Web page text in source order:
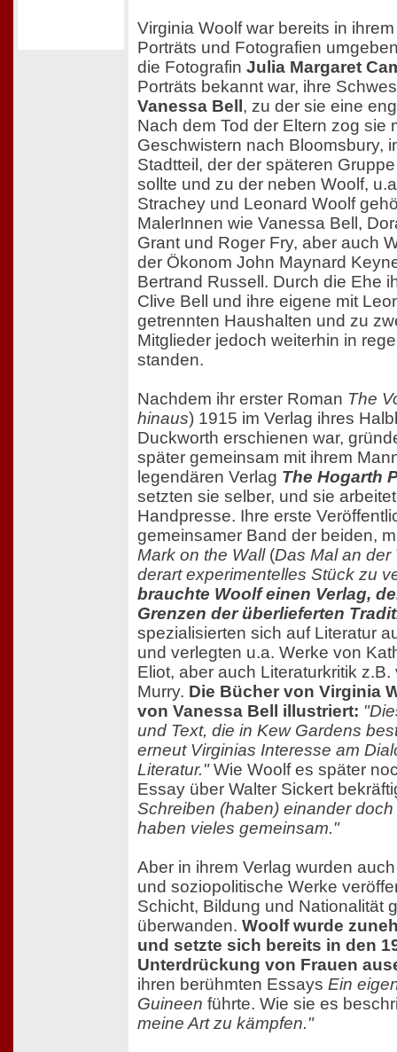
Virginia Woolf war bereits in
Porträts und Fotografien
die Fotografin Julia Margaret
Porträts bekannt war, ihre
Vanessa Bell , zu der sie eine
Nach dem Tod der Eltern zog sie
Geschwistern nach Bloomsbury,
Stadtteil, der der späteren
sollte und zu der neben Woolf,
Strachey und Leonard Woolf
MalerInnen wie Vanessa Bell,
Grant und Roger Fry, aber auch
der Ökonom John Maynard
Bertrand Russell. Durch die Ehe
Clive Bell und ihre eigene mit
getrennten Haushalten und zu
Mitglieder jedoch weiterhin in
standen.
Nachdem ihr erster Roman The
hinaus) 1915 im Verlag ihres
Duckworth erschienen war,
später gemeinsam mit ihrem
legendären Verlag The Hogarth
setzten sie selber, und sie
Handpresse. Ihre erste
gemeinsamer Band der beiden,
Mark on the Wall(Das Mal an der
derart experimentelles Stück zu
brauchte Woolf einen Verlag,
Grenzen der überlieferten
spezialisierten sich auf Literatur
und verlegten u.a. Werke von
Eliot, aber auch Literaturkritik
Murry. Die Bücher von Virginia
von Vanessa Bell illustriert:
und Text, die in Kew Gardens
erneut Virginias Interesse am
Literatur."Wie Woolf es später
Essay über Walter Sickert
Schreiben (haben) einander
haben vieles gemeinsam."
Aber in ihrem Verlag wurden
und soziopolitische Werke
Schicht, Bildung und Nationalität
überwanden. Woolf wurde
und setzte sich bereits in den
Unterdrückung von Frauen
ihren berühmten Essays Ein
Guineen führte. Wie sie es
meine Art zu kämpfen."